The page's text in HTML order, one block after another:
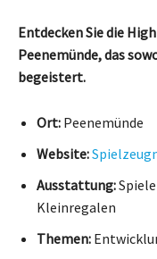
Entdecken Sie die
Peenemünde, das
begeistert.
Ort: Peenemünde
Website:
Ausstattung:
Kleinregalen
Themen: